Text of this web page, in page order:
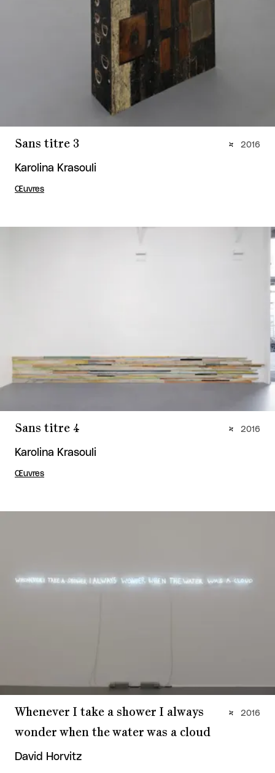
Sans titre 3
Karolina Krasouli
Œuvres
2016
Sans titre 4
Karolina Krasouli
Œuvres
2016
Whenever I take a shower I always
wonder when the water was a cloud
David Horvitz
2016